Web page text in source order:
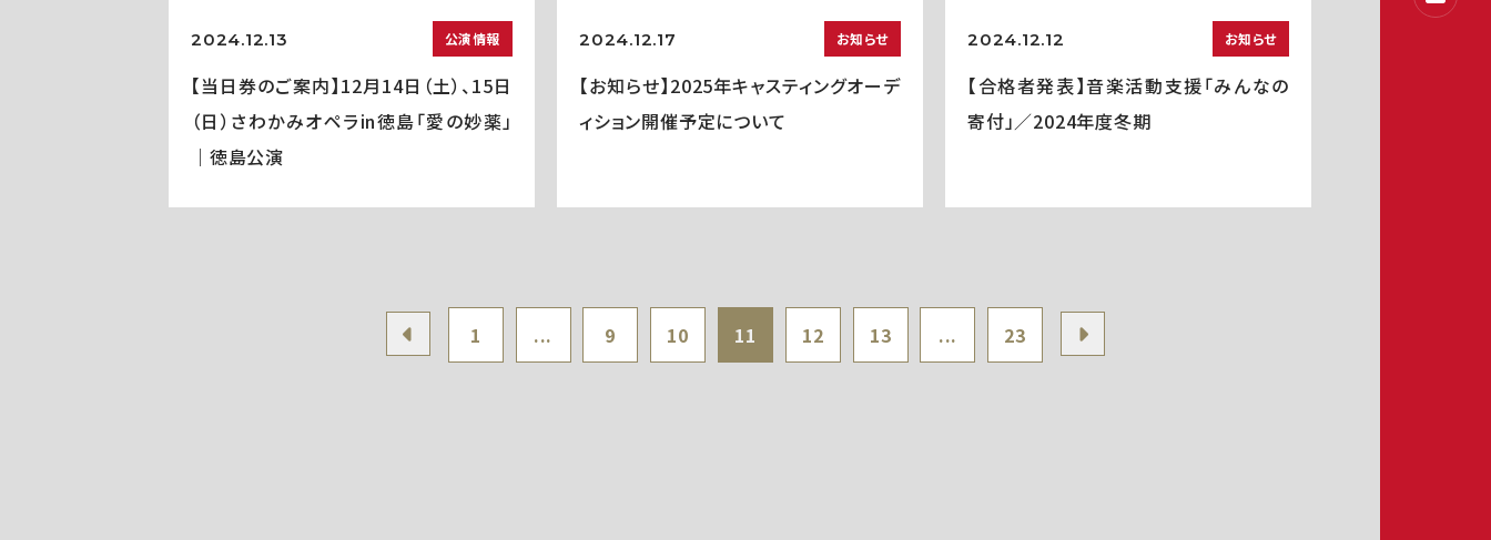
2024.12.13 公演情報
【当日券のご案内】12月14日（土）、15日
（日）さわかみオペラin徳島「愛の妙薬」
｜徳島公演
2024.12.17 お知らせ
【お知らせ】2025年キャスティングオーデ
ィション開催予定について
2024.12.12 お知らせ
【合格者発表】音楽活動支援「みんなの
寄付」／2024年度冬期
1 ... 9 10 11 12 13 ... 23